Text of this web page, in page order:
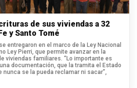
de sus viviendas a 32
y Santo Tomé
entregaron en el marco de la Ley Nacional
Ley Pierri, que permite avanzar en la
viviendas familiares. “Lo importante es
documentación, que la tramita el Estado
nunca se la pueda reclamar ni sacar”,